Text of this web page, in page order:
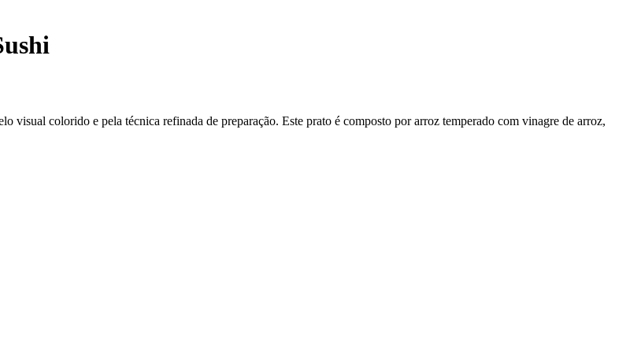
visual colorido e pela técnica refinada de preparação. Este prato é composto por arroz temperado com vinagre de arroz,